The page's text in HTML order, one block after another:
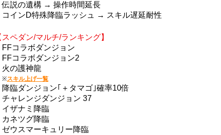
伝説の遺構 → 操作時間延長
コインD特殊降臨ラッシュ → スキル遅延耐性
スペダン/マルチ/ランキング】
FFコラボダンジョン
FFコラボダンジョン2
火の護神龍
※スキル上げ一覧
降臨ダンジョン｢＋タマゴ｣確率10倍
チャレンジダンジョン 37
イザナミ降臨
カネツグ降臨
ゼウスマーキュリー降臨